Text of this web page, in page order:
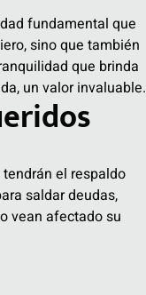
fundamental que
sino que también
que brinda
un valor invaluable.
el respaldo
saldar deudas,
vean afectado su